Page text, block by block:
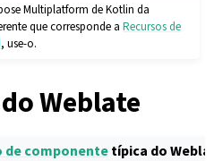
Multiplatform de Kotlin da
que corresponde aRecursos de
, use-o.
Weblate
de componentetípica do